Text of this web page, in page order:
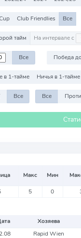
Club Friendlies Все
тайм На интервале с
Все Победа
в 1-тайме Ничья в 1-тайме
Все Все
Макс Мин
5 0
Хозяева
Rapid Wien